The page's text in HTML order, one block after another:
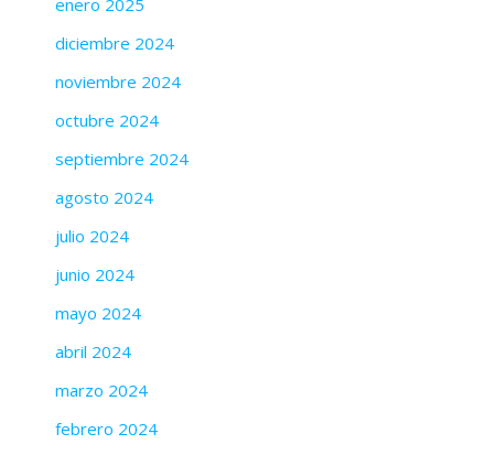
enero 2025
diciembre 2024
noviembre 2024
octubre 2024
septiembre 2024
agosto 2024
julio 2024
junio 2024
mayo 2024
abril 2024
marzo 2024
febrero 2024